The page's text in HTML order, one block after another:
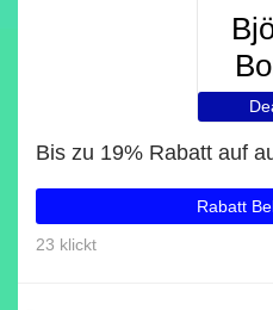
Bis zu 19% Rabatt auf
Rabatt
23 klickt